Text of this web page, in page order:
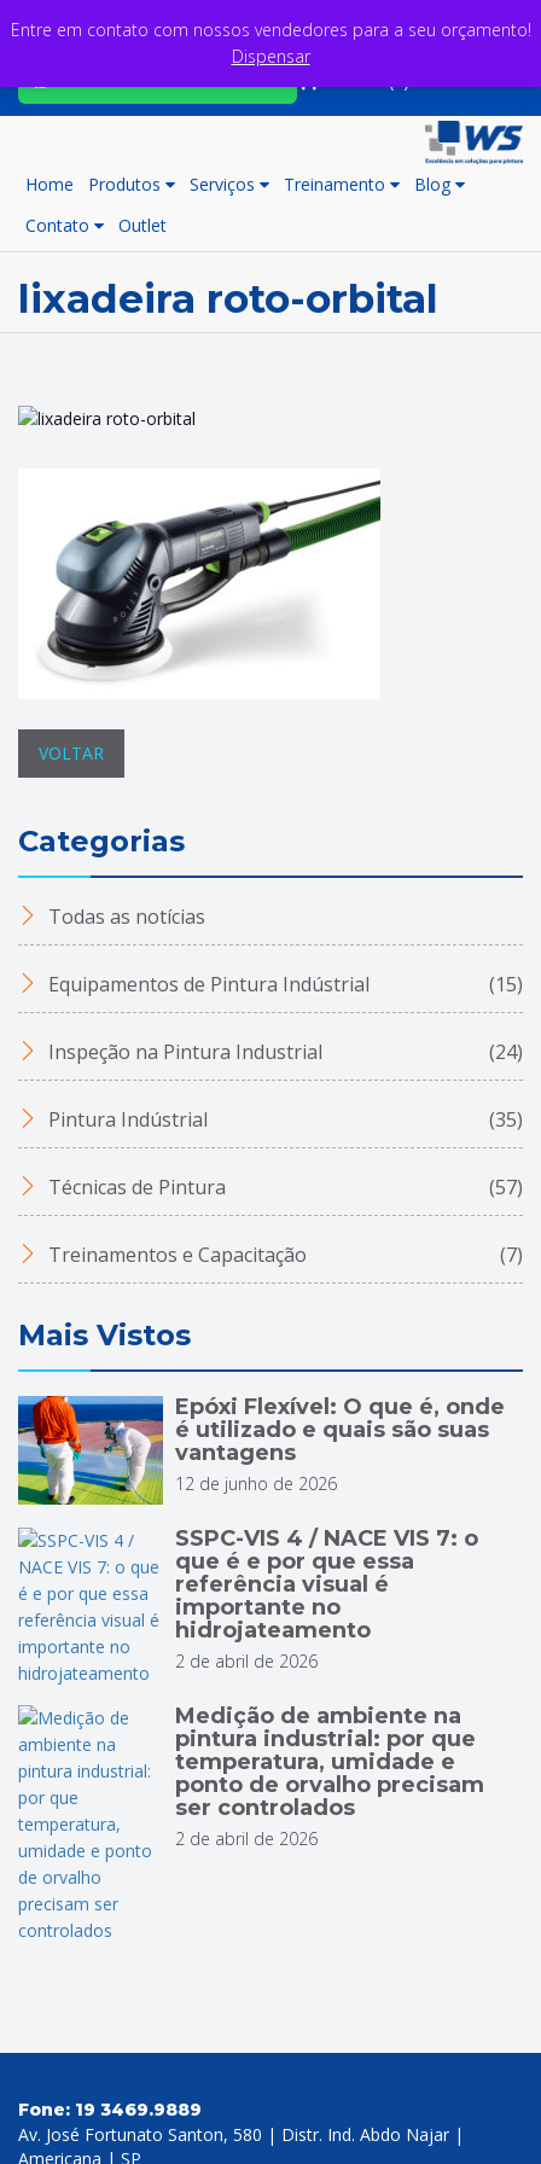
Home Produtos Serviços Treinamento
Blog
Contato
Outlet
lixadeira roto-orbital
VOLTAR
Categorias
Todas as notícias
Equipamentos de Pintura Indústrial (15)
Inspeção na Pintura Industrial (24)
Pintura Indústrial (35)
Técnicas de Pintura (57)
Treinamentos e Capacitação (7)
Mais Vistos
Epóxi Flexível: O que é, onde
é utilizado e quais são suas
vantagens
12 de junho de 2026
SSPC-VIS 4 / NACE VIS 7: o
que é e por que essa
referência visual é
importante no
hidrojateamento
2 de abril de 2026
Medição de ambiente na
pintura industrial: por que
temperatura, umidade e
ponto de orvalho precisam
ser controlados
2 de abril de 2026
Fone: 19 3469.9889
Av. José Fortunato Santon, 580 | Distr. Ind. Abdo Najar |
Americana | SP
Entre em contato com nossos vendedores para a seu orçamento!
Dispensar